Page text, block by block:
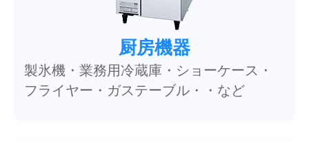
厨房機器
製氷機・業務用冷蔵庫・ショーケース・
フライヤー・ガステーブル・・など